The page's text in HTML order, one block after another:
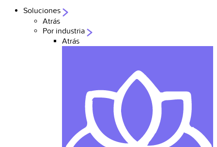
Soluciones
Atrás
Por industria
Atrás